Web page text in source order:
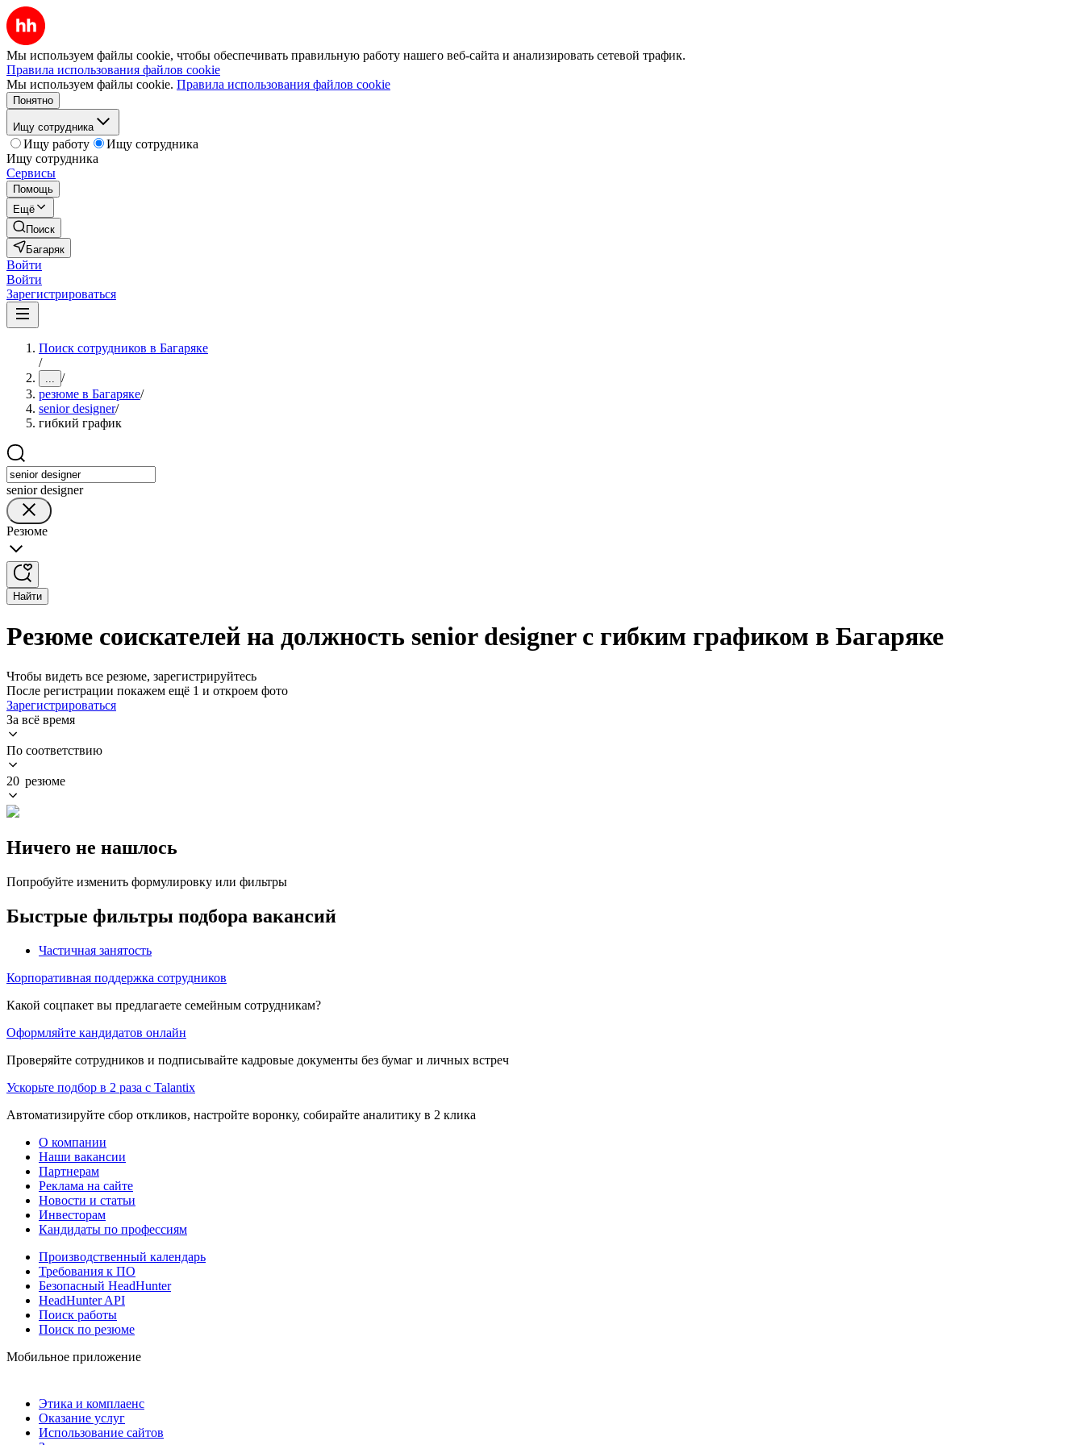
Мы используем файлы cookie, чтобы обеспечивать правильную работу нашего веб-сайта и анализировать сетевой трафик.
Правила использования файлов cookie
Мы используем файлы cookie. Правила использования файлов cookie
Понятно
Ищу сотрудника
Ищу работу
Ищу сотрудника
Ищу сотрудника
Сервисы
Помощь
Ещё
Поиск
Багаряк
Войти
Войти
Зарегистрироваться
Поиск сотрудников в Багаряке
/
... /
резюме в Багаряке/
senior designer/
гибкий график
senior designer
Резюме
Найти
Резюме соискателей на должность senior designer с гибким графиком в Багаряке
Чтобы видеть все резюме, зарегистрируйтесь
После регистрации покажем ещё 1 и откроем фото
Зарегистрироваться
За всё время
По соответствию
20 резюме
Ничего не нашлось
Попробуйте изменить формулировку или фильтры
Быстрые фильтры подбора вакансий
Частичная занятость
Корпоративная поддержка сотрудников
Какой соцпакет вы предлагаете семейным сотрудникам?
Оформляйте кандидатов онлайн
Проверяйте сотрудников и подписывайте кадровые документы без бумаг и личных встреч
Ускорьте подбор в 2 раза с Talantix
Автоматизируйте сбор откликов, настройте воронку, собирайте аналитику в 2 клика
О компании
Наши вакансии
Партнерам
Реклама на сайте
Новости и статьи
Инвесторам
Кандидаты по профессиям
Производственный календарь
Требования к ПО
Безопасный HeadHunter
HeadHunter API
Поиск работы
Поиск по резюме
Мобильное приложение
Этика и комплаенс
Оказание услуг
Использование сайтов